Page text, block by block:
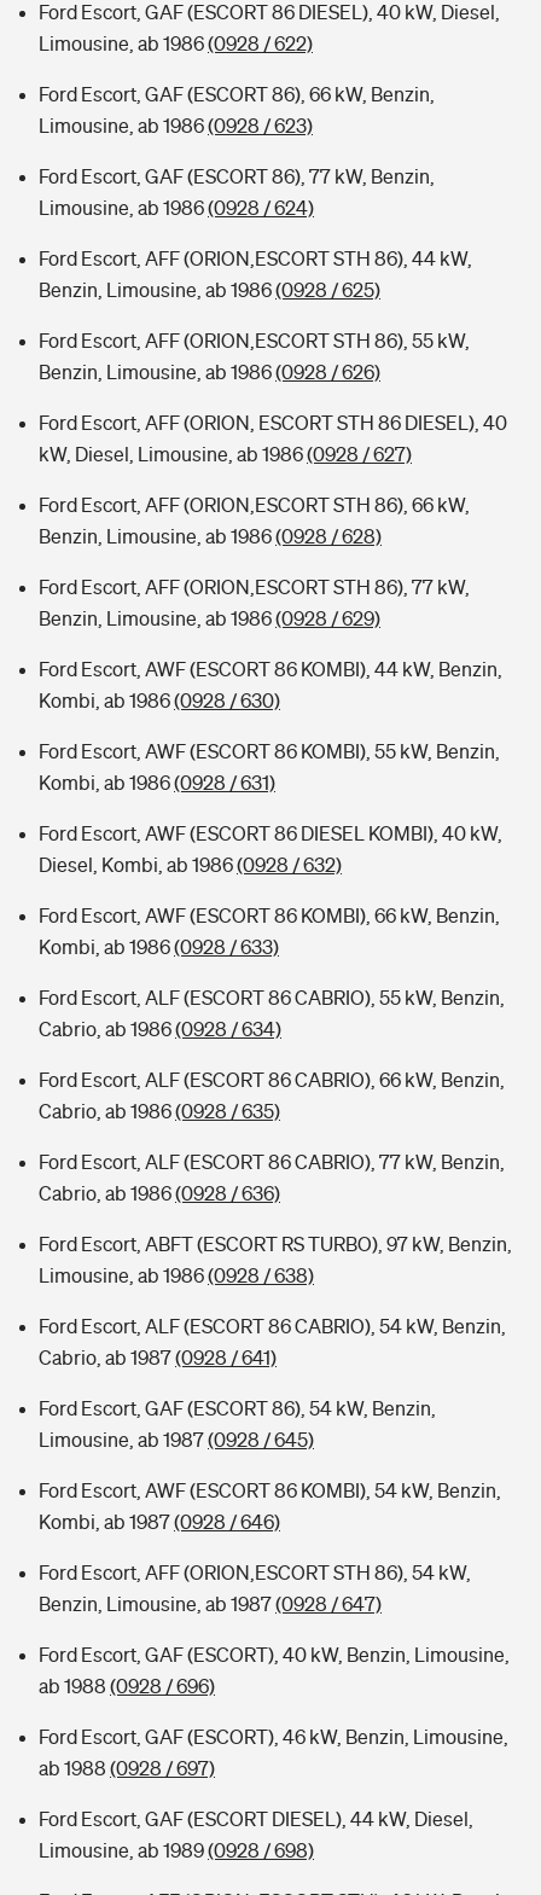
Ford Escort, GAF (ESCORT 86 DIESEL), 40 kW, Diesel,
Limousine, ab 1986(0928 / 622)
Ford Escort, GAF (ESCORT 86), 66 kW, Benzin,
Limousine, ab 1986(0928 / 623)
Ford Escort, GAF (ESCORT 86), 77 kW, Benzin,
Limousine, ab 1986(0928 / 624)
Ford Escort, AFF (ORION,ESCORT STH 86), 44 kW,
Benzin, Limousine, ab 1986(0928 / 625)
Ford Escort, AFF (ORION,ESCORT STH 86), 55 kW,
Benzin, Limousine, ab 1986(0928 / 626)
Ford Escort, AFF (ORION, ESCORT STH 86 DIESEL), 40
kW, Diesel, Limousine, ab 1986(0928 / 627)
Ford Escort, AFF (ORION,ESCORT STH 86), 66 kW,
Benzin, Limousine, ab 1986(0928 / 628)
Ford Escort, AFF (ORION,ESCORT STH 86), 77 kW,
Benzin, Limousine, ab 1986(0928 / 629)
Ford Escort, AWF (ESCORT 86 KOMBI), 44 kW, Benzin,
Kombi, ab 1986(0928 / 630)
Ford Escort, AWF (ESCORT 86 KOMBI), 55 kW, Benzin,
Kombi, ab 1986(0928 / 631)
Ford Escort, AWF (ESCORT 86 DIESEL KOMBI), 40 kW,
Diesel, Kombi, ab 1986(0928 / 632)
Ford Escort, AWF (ESCORT 86 KOMBI), 66 kW, Benzin,
Kombi, ab 1986(0928 / 633)
Ford Escort, ALF (ESCORT 86 CABRIO), 55 kW, Benzin,
Cabrio, ab 1986(0928 / 634)
Ford Escort, ALF (ESCORT 86 CABRIO), 66 kW, Benzin,
Cabrio, ab 1986(0928 / 635)
Ford Escort, ALF (ESCORT 86 CABRIO), 77 kW, Benzin,
Cabrio, ab 1986(0928 / 636)
Ford Escort, ABFT (ESCORT RS TURBO), 97 kW, Benzin,
Limousine, ab 1986(0928 / 638)
Ford Escort, ALF (ESCORT 86 CABRIO), 54 kW, Benzin,
Cabrio, ab 1987(0928 / 641)
Ford Escort, GAF (ESCORT 86), 54 kW, Benzin,
Limousine, ab 1987(0928 / 645)
Ford Escort, AWF (ESCORT 86 KOMBI), 54 kW, Benzin,
Kombi, ab 1987(0928 / 646)
Ford Escort, AFF (ORION,ESCORT STH 86), 54 kW,
Benzin, Limousine, ab 1987(0928 / 647)
Ford Escort, GAF (ESCORT), 40 kW, Benzin, Limousine,
ab 1988 (0928 / 696)
Ford Escort, GAF (ESCORT), 46 kW, Benzin, Limousine,
ab 1988 (0928 / 697)
Ford Escort, GAF (ESCORT DIESEL), 44 kW, Diesel,
Limousine, ab 1989(0928 / 698)